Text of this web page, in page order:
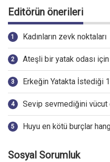
Editörün önerileri
Kadınların zevk noktaları
Ateşli bir yatak odası
Erkeğin Yatakta İstediği
Sevip sevmediğini vücut
Huyu en kötü burçlar
Sosyal Sorumluk